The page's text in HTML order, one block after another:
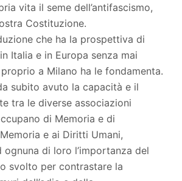
vita il seme dell’antifascismo,
Costituzione.
che ha la prospettiva di
Italia e in Europa senza mai
a Milano ha le fondamenta.
subito avuto la capacità e il
tra le diverse associazioni
di Memoria e di
e ai Diritti Umani,
ognuna di loro l’importanza del
svolto per contrastare la